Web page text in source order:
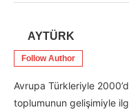
AYTÜRK
Follow Author
Avrupa Türkleriyle
toplumunun gelişimiyle